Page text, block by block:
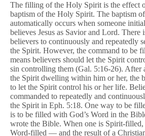
The filling of the Holy Spirit is the effect
baptism of the Holy Spirit. The baptism
automatically occurs when someone
believes Jesus as Savior and Lord. There
believers to continuously and repeatedly
the Spirit. However, the command to be
means believers should let the Spirit
sin controlling them (Gal. 5:16-26). After
the Spirit dwelling within him or her, the
to let the Spirit control his or her life.
commanded to repeatedly and
the Spirit in Eph. 5:18. One way to be
is to be filled with God’s Word in the
wrote the Bible. When one is Spirit-filled,
Word-filled — and the result of a